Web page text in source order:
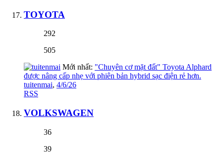
TOYOTA
292
505
Mới nhất: "Chuyên cơ mặt đất" Toyota Alphard
được nâng cấp nhẹ với phiên bản hybrid sạc điện rẻ hơn.
tuitenmai, 4/6/26
RSS
VOLKSWAGEN
36
39